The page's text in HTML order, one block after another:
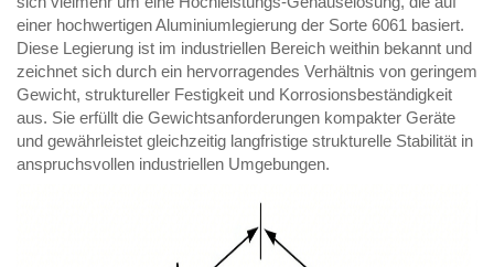
einer hochwertigen Aluminiumlegierung der Sorte 6061 basiert.
Diese Legierung ist im industriellen Bereich weithin bekannt und
zeichnet sich durch ein hervorragendes Verhältnis von geringem
Gewicht, struktureller Festigkeit und Korrosionsbeständigkeit
aus. Sie erfüllt die Gewichtsanforderungen kompakter Geräte
und gewährleistet gleichzeitig langfristige strukturelle Stabilität in
anspruchsvollen industriellen Umgebungen.